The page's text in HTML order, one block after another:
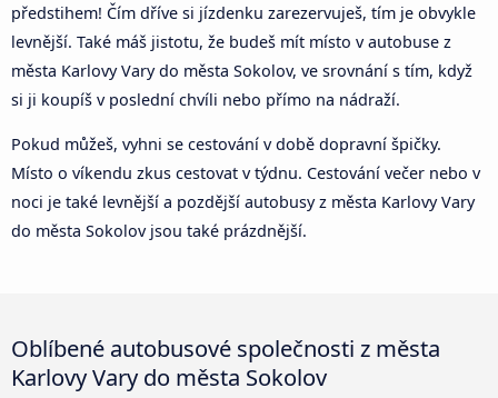
předstihem! Čím dříve si jízdenku zarezervuješ, tím je obvykle
levnější. Také máš jistotu, že budeš mít místo v autobuse z
města Karlovy Vary do města Sokolov, ve srovnání s tím, když
si ji koupíš v poslední chvíli nebo přímo na nádraží.
Pokud můžeš, vyhni se cestování v době dopravní špičky.
Místo o víkendu zkus cestovat v týdnu. Cestování večer nebo v
noci je také levnější a pozdější autobusy z města Karlovy Vary
do města Sokolov jsou také prázdnější.
Oblíbené autobusové společnosti z města
Karlovy Vary do města Sokolov